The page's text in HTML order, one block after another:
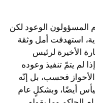
المسؤولون الوعود لكن
استهدفت أمل وثقة
الأخيرة لرئيس
لم يتمّ تنفيذ وعوده
فحسب، بل إنّه
أيضًا، وبشكلٍ عام